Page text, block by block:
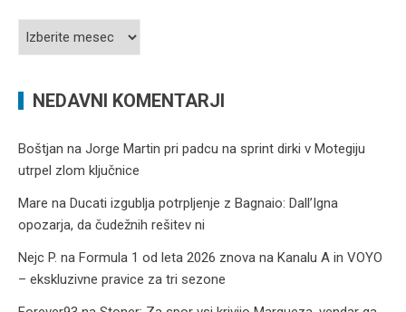
Arhiv
NEDAVNI KOMENTARJI
Boštjan na Jorge Martin pri padcu na sprint dirki v Motegiju
utrpel zlom ključnice
Mare na Ducati izgublja potrpljenje z Bagnaio: Dall’Igna
opozarja, da čudežnih rešitev ni
Nejc P. na Formula 1 od leta 2026 znova na Kanalu A in VOYO
– ekskluzivne pravice za tri sezone